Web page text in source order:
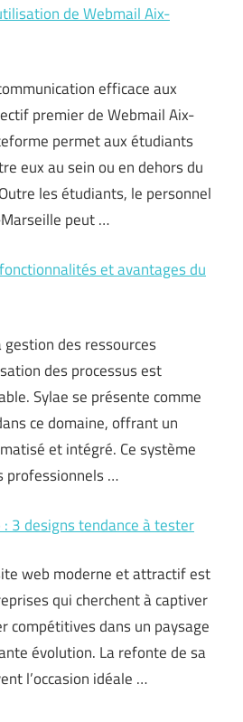
de Webmail Aix-
efficace aux
premier de Webmail Aix-
permet aux étudiants
eux au sein ou en dehors du
les étudiants, le personnel
Marseille peut …
et avantages du
des ressources
des processus est
Sylae se présente comme
ce domaine, offrant un
et intégré. Ce système
professionnels …
3 designs tendance à tester
web moderne et attractif est
qui cherchent à captiver
compétitives dans un paysage
évolution. La refonte de sa
l’occasion idéale …